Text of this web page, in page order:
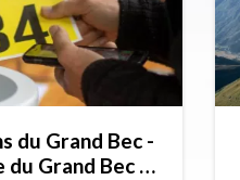
du Grand Bec -
du Grand Bec -